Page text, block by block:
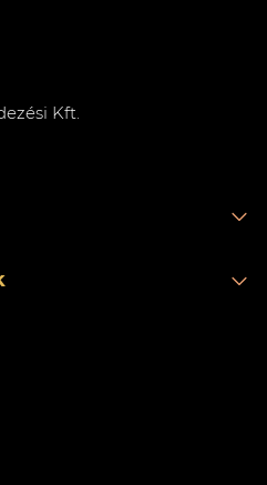
Kft.